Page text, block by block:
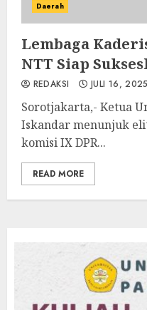
Daerah
Lembaga
NTT Siap
REDAKSI JULI 16, 2025
Sorotjakarta,- Ketua
Iskandar menunjuk
komisi IX DPR...
READ MORE